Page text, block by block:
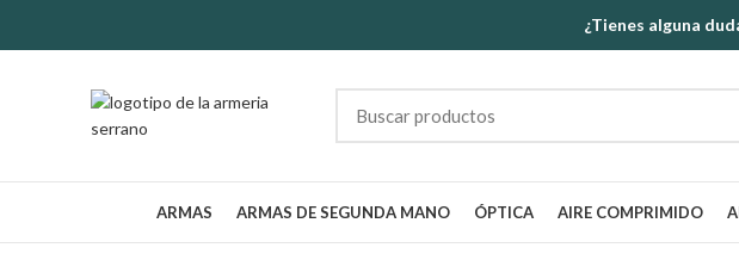
¿Tienes alguna
ARMAS ARMAS DE SEGUNDA MANO ÓPTICA AIRE COMPRIMIDO